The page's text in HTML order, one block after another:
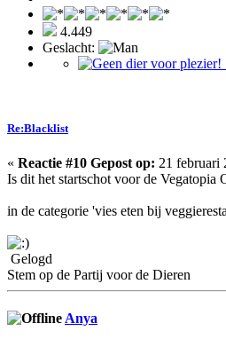
4.449
Geslacht:
Re:Blacklist
« Reactie #10 Gepost op: 21 februari
Is dit het startschot voor de Vegatopia
in de categorie 'vies eten bij
Gelogd
Stem op de Partij voor de Dieren
Anya